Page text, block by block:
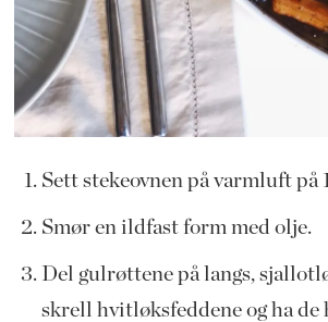
Sett stekeovnen på varmluft på
Smør en ildfast form med olje.
Del gulrøttene på langs,
skrell hvitløksfeddene og ha de